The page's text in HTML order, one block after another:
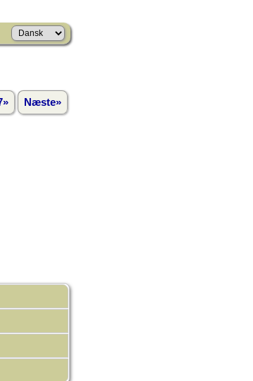
Næste»